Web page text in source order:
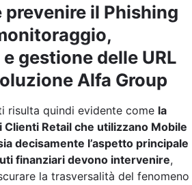
prevenire il Phishing
gestione delle URL
Alfa Group
risulta quindi evidente come la
Retail che utilizzano Mobile
decisamente l’aspetto principale
finanziari devono intervenire,
la trasversalità del fenomeno